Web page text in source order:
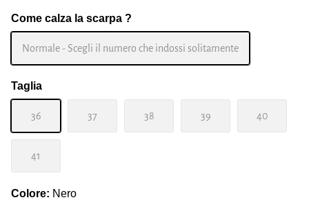
Come calza la scarpa ?
Normale - Scegli il numero che indossi solitamente
Taglia
36 37 38 39 40
41
Colore: Nero